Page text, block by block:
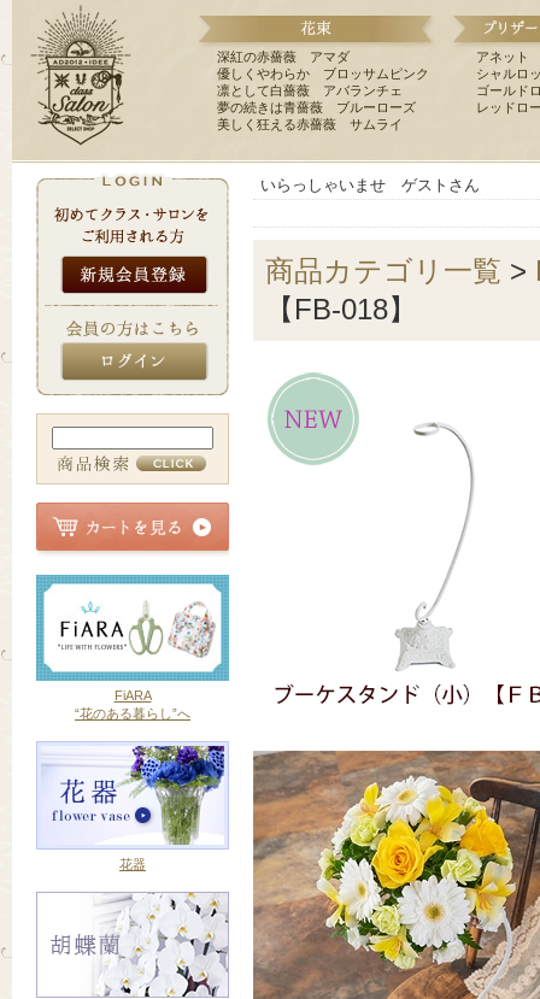
深紅の赤薔薇 アマダ
優しくやわらか ブロッサムピンク
凛として白薔薇 アバランチェ
夢の続きは青薔薇 ブルーローズ
美しく狂える赤薔薇 サムライ
アネット
シャルロ
ゴールド
レッドロ
FiARA
“花のある暮らし”へ
花器
いらっしゃいませ ゲストさん
商品カテゴリ一覧 >
【FB-018】